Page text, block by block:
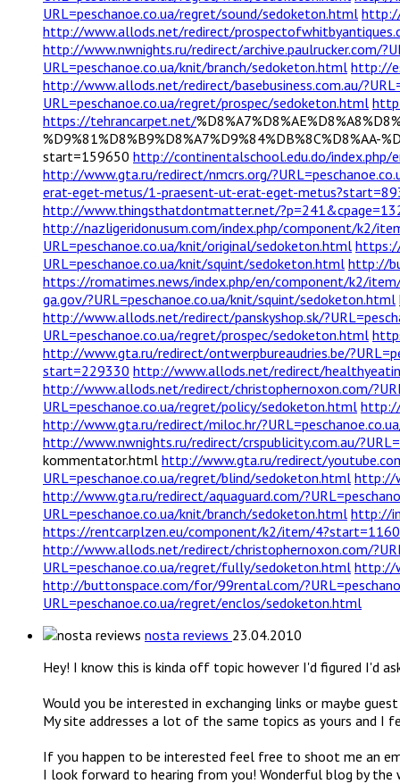
URL=peschanoe.co.ua/regret/sound/sedoketon.html http://
http://www.allods.net/redirect/
http://www.nwnights.ru/redirect/archive.paulrucker.com/
URL=peschanoe.co.ua/knit/branch/sedoketon.html http://
http://www.allods.net/redirect/basebusiness.com.au/
URL=peschanoe.co.ua/regret/prospec/sedoketon.html
https://tehrancarpet.net/
%D9%81%D8%B9%D8%A7%D9%84%DB%8C%D8%AA-
start=159650 http://continentalschool.edu.do/
http://www.gta.ru/redirect/nmcrs.org/
erat-eget-metus/1-praesent-ut-erat-eget-
http://www.thingsthatdontmatter.net/
http://nazligeridonusum.com/index.php/component/k2/
URL=peschanoe.co.ua/knit/original/sedoketon.html
URL=peschanoe.co.ua/knit/squint/sedoketon.html http://
https://romatimes.news/index.php/en/component/k2/
ga.gov/?URL=peschanoe.co.ua/knit/squint/sedoketon.html
http://www.allods.net/redirect/panskyshop.sk/
URL=peschanoe.co.ua/regret/prospec/sedoketon.html
http://www.gta.ru/redirect/ontwerpbureaudries.be/
start=229330 http://www.allods.net/redirect/
http://www.allods.net/redirect/christophernoxon.com/
URL=peschanoe.co.ua/regret/policy/sedoketon.html http://
http://www.gta.ru/redirect/miloc.hr/
http://www.nwnights.ru/redirect/crspublicity.com.au/
kommentator.html http://www.gta.ru/redirect/
URL=peschanoe.co.ua/regret/blind/sedoketon.html http://
http://www.gta.ru/redirect/aquaguard.com/
URL=peschanoe.co.ua/knit/branch/sedoketon.html http://
https://rentcarplzen.eu/component/k2/item/
http://www.allods.net/redirect/christophernoxon.com/
URL=peschanoe.co.ua/regret/fully/sedoketon.html http://
http://buttonspace.com/for/99rental.com/
URL=peschanoe.co.ua/regret/enclos/sedoketon.html
nosta reviews 23.04.2010
Hey! I know this is kinda off topic however I'd figured I'd
Would you be interested in exchanging links or maybe
My site addresses a lot of the same topics as yours and I
If you happen to be interested feel free to shoot me an
I look forward to hearing from you! Wonderful blog by the